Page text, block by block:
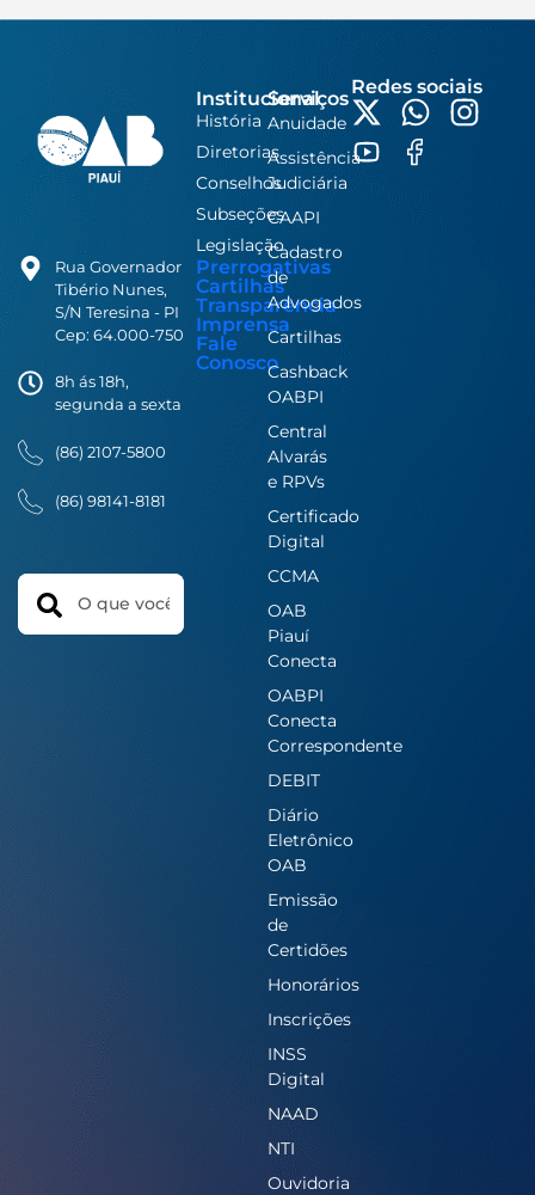
Rua Governador
Tibério Nunes,
S/N Teresina - PI
Cep: 64.000-750
8h ás 18h,
segunda a sexta
(86) 2107-5800
(86) 98141-8181
Search
Institucional
História
Diretorias
Conselhos
Subseções
Legislação
Prerrogativas
Cartilhas
Transparência
Imprensa
Fale
Conosco
Serviços
Anuidade
Assistência
Judiciária
CAAPI
Cadastro
de
Advogados
Cartilhas
Cashback
OABPI
Central
Alvarás
e RPVs
Certificado
Digital
CCMA
OAB
Piauí
Conecta
OABPI
Conecta
Correspondente
DEBIT
Diário
Eletrônico
OAB
Emissão
de
Certidões
Honorários
Inscrições
INSS
Digital
NAAD
NTI
Ouvidoria
Redes sociais